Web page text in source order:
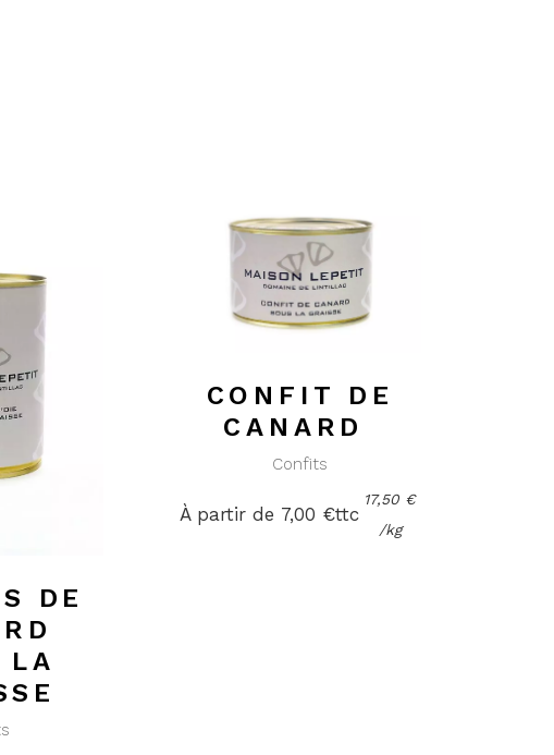
DE
LA
CONFIT DE
CANARD
Confits
À partir de 7,00 €ttc
17,50 €
/kg